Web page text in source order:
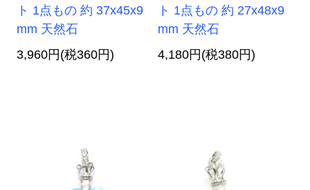
ト 1点もの 約 37x45x9
mm 天然石
3,960円(税360円)
ト 1点もの 約 27x48x9
mm 天然石
4,180円(税380円)